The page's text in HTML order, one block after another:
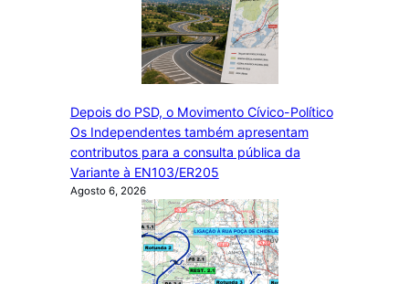
Depois do PSD, o Movimento Cívico-Político
Os Independentes também apresentam
contributos para a consulta pública da
Variante à EN103/ER205
Agosto 6, 2026